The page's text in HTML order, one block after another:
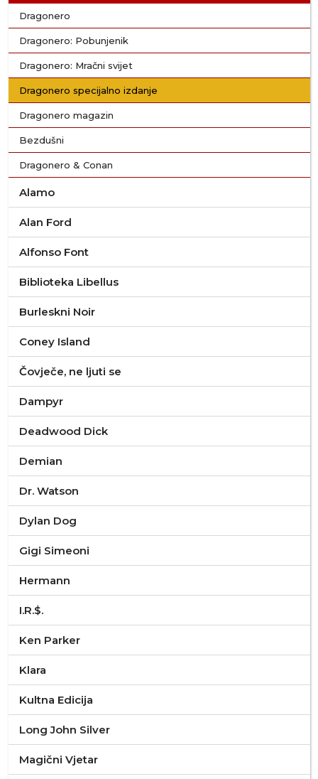
Dragonero
Dragonero: Pobunjenik
Dragonero: Mračni svijet
Dragonero specijalno izdanje
Dragonero magazin
Bezdušni
Dragonero & Conan
Alamo
Alan Ford
Alfonso Font
Biblioteka Libellus
Burleskni Noir
Coney Island
Čovječe, ne ljuti se
Dampyr
Deadwood Dick
Demian
Dr. Watson
Dylan Dog
Gigi Simeoni
Hermann
I.R.$.
Ken Parker
Klara
Kultna Edicija
Long John Silver
Magični Vjetar